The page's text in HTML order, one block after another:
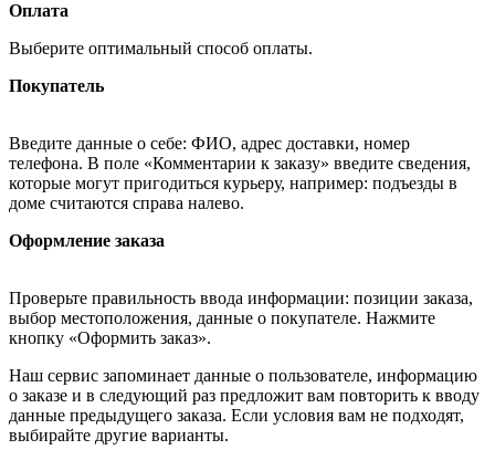
Оплата
Выберите оптимальный способ оплаты.
Покупатель
Введите данные о себе: ФИО, адрес доставки, номер
телефона. В поле «Комментарии к заказу» введите сведения,
которые могут пригодиться курьеру, например: подъезды в
доме считаются справа налево.
Оформление заказа
Проверьте правильность ввода информации: позиции заказа,
выбор местоположения, данные о покупателе. Нажмите
кнопку «Оформить заказ».
Наш сервис запоминает данные о пользователе, информацию
о заказе и в следующий раз предложит вам повторить к вводу
данные предыдущего заказа. Если условия вам не подходят,
выбирайте другие варианты.